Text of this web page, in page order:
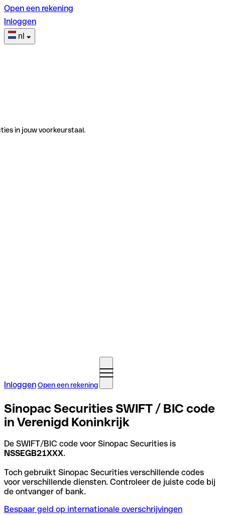
Open een rekening
Inloggen
nl
in jouw voorkeurstaal.
InloggenOpen een rekening
Sinopac Securities SWIFT / BIC code
in Verenigd Koninkrijk
De SWIFT/BIC code voor Sinopac Securities is
NSSEGB21XXX.
Toch gebruikt Sinopac Securities verschillende codes
voor verschillende diensten. Controleer de juiste code bij
de ontvanger of bank.
Bespaar geld op internationale overschrijvingen